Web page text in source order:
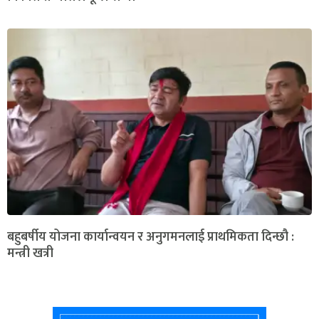
बहुबर्षीय योजना कार्यान्वयन र अनुगमनलाई प्राथमिकता दिन्छौ :
मन्त्री खत्री